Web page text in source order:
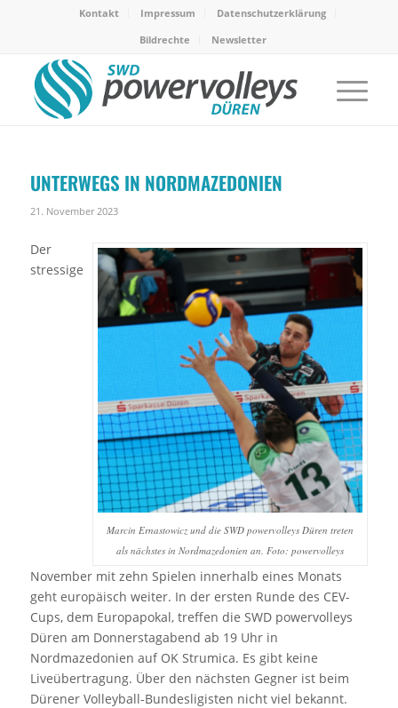
Kontakt Impressum
Datenschutzerklärung
Bildrechte
Newsletter
UNTERWEGS IN NORDMAZEDONIEN
21. November 2023
Marcin Ernastowicz und die SWD powervolleys Düren treten
als nächstes in Nordmazedonien an. Foto: powervolleys
Der
stressige
November mit zehn Spielen innerhalb eines Monats
geht europäisch weiter. In der ersten Runde des CEV-
Cups, dem Europapokal, treffen die SWD powervolleys
Düren am Donnerstagabend ab 19 Uhr in
Nordmazedonien auf OK Strumica. Es gibt keine
Liveübertragung. Über den nächsten Gegner ist beim
Dürener Volleyball-Bundesligisten nicht viel bekannt.